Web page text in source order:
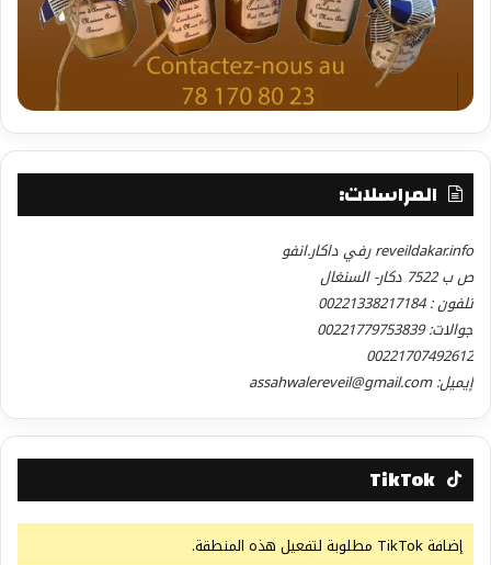
المراسلات:
reveildakar.info رفي داكار.انفو
ص ب 7522 دكار- السنغال
تلفون : 00221338217184
جوالات: 00221779753839
00221707492612
إيميل: assahwalereveil@gmail.com
TikTok
إضافة TikTok مطلوبة لتفعيل هذه المنطقة.